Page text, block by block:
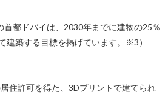
首都ドバイは、2030年までに建物の25％
建築する目標を掲げています。※3）
住許可を得た、3Dプリントで建てられ